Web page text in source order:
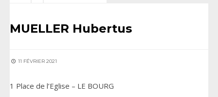
MUELLER Hubertus
11 FÉVRIER 2021
1 Place de l’Eglise – LE BOURG